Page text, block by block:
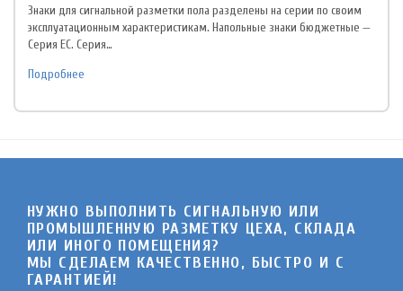
Знаки для сигнальной разметки пола разделены на серии по своим
эксплуатационным характеристикам. Напольные знаки бюджетные —
Серия EC. Серия…
Подробнее
НУЖНО ВЫПОЛНИТЬ СИГНАЛЬНУЮ ИЛИ
ПРОМЫШЛЕННУЮ РАЗМЕТКУ ЦЕХА, СКЛАДА
ИЛИ ИНОГО ПОМЕЩЕНИЯ?
МЫ СДЕЛАЕМ КАЧЕСТВЕННО, БЫСТРО И C
ГАРАНТИЕЙ!